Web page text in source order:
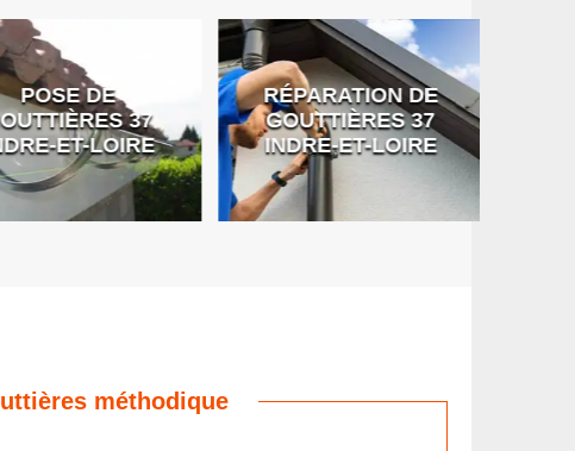
POSE DE
37
ET-LOIRE
RÉPARATION DE
GOUTTIÈRES 37
INDRE-ET-LOIRE
méthodique